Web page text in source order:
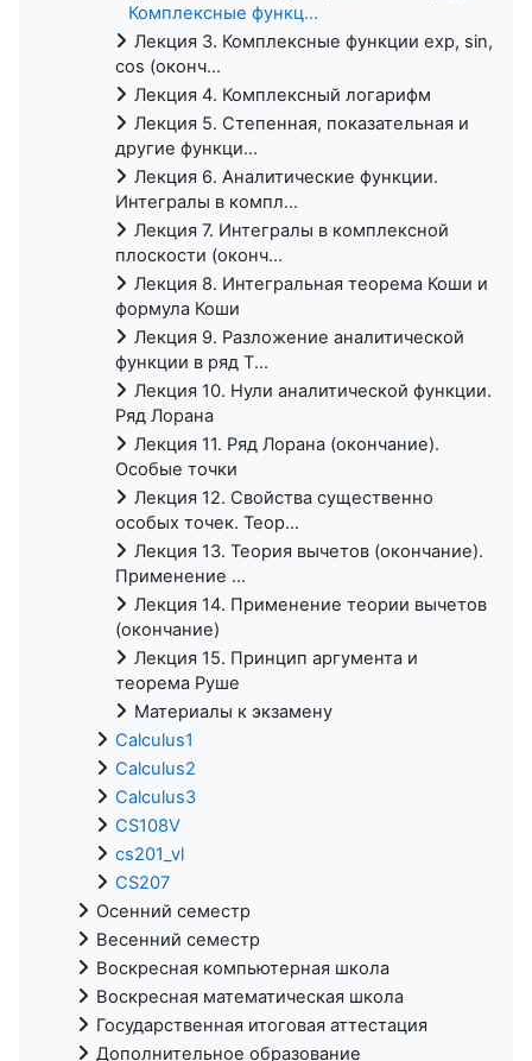
Комплексные функц...
Лекция 3. Комплексные функции exp, sin,
cos (оконч...
Лекция 4. Комплексный логарифм
Лекция 5. Степенная, показательная и
другие функци...
Лекция 6. Аналитические функции.
Интегралы в компл...
Лекция 7. Интегралы в комплексной
плоскости (оконч...
Лекция 8. Интегральная теорема Коши и
формула Коши
Лекция 9. Разложение аналитической
функции в ряд Т...
Лекция 10. Нули аналитической функции.
Ряд Лорана
Лекция 11. Ряд Лорана (окончание).
Особые точки
Лекция 12. Свойства существенно
особых точек. Теор...
Лекция 13. Теория вычетов (окончание).
Применение ...
Лекция 14. Применение теории вычетов
(окончание)
Лекция 15. Принцип аргумента и
теорема Руше
Материалы к экзамену
Calculus1
Calculus2
Calculus3
CS108V
cs201_vl
CS207
Осенний семестр
Весенний семестр
Воскресная компьютерная школа
Воскресная математическая школа
Государственная итоговая аттестация
Дополнительное образование